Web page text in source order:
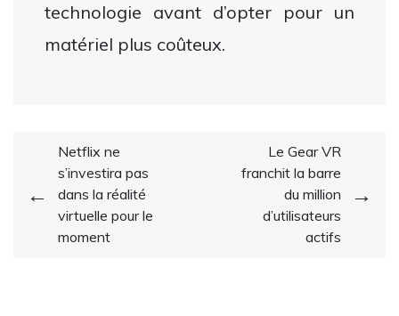
technologie avant d’opter pour un
matériel plus coûteux.
Navigation
de
l’article
Netflix ne
s’investira pas
dans la réalité
virtuelle pour le
moment
Le Gear VR
franchit la barre
du million
d’utilisateurs
actifs